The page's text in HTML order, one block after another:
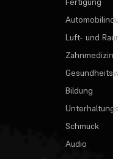
Luft- und
Zahnmedizin
Bildung
Schmuck
Audio